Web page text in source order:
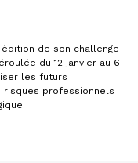
édition de son challenge
du 12 janvier au 6
les futurs
risques professionnels